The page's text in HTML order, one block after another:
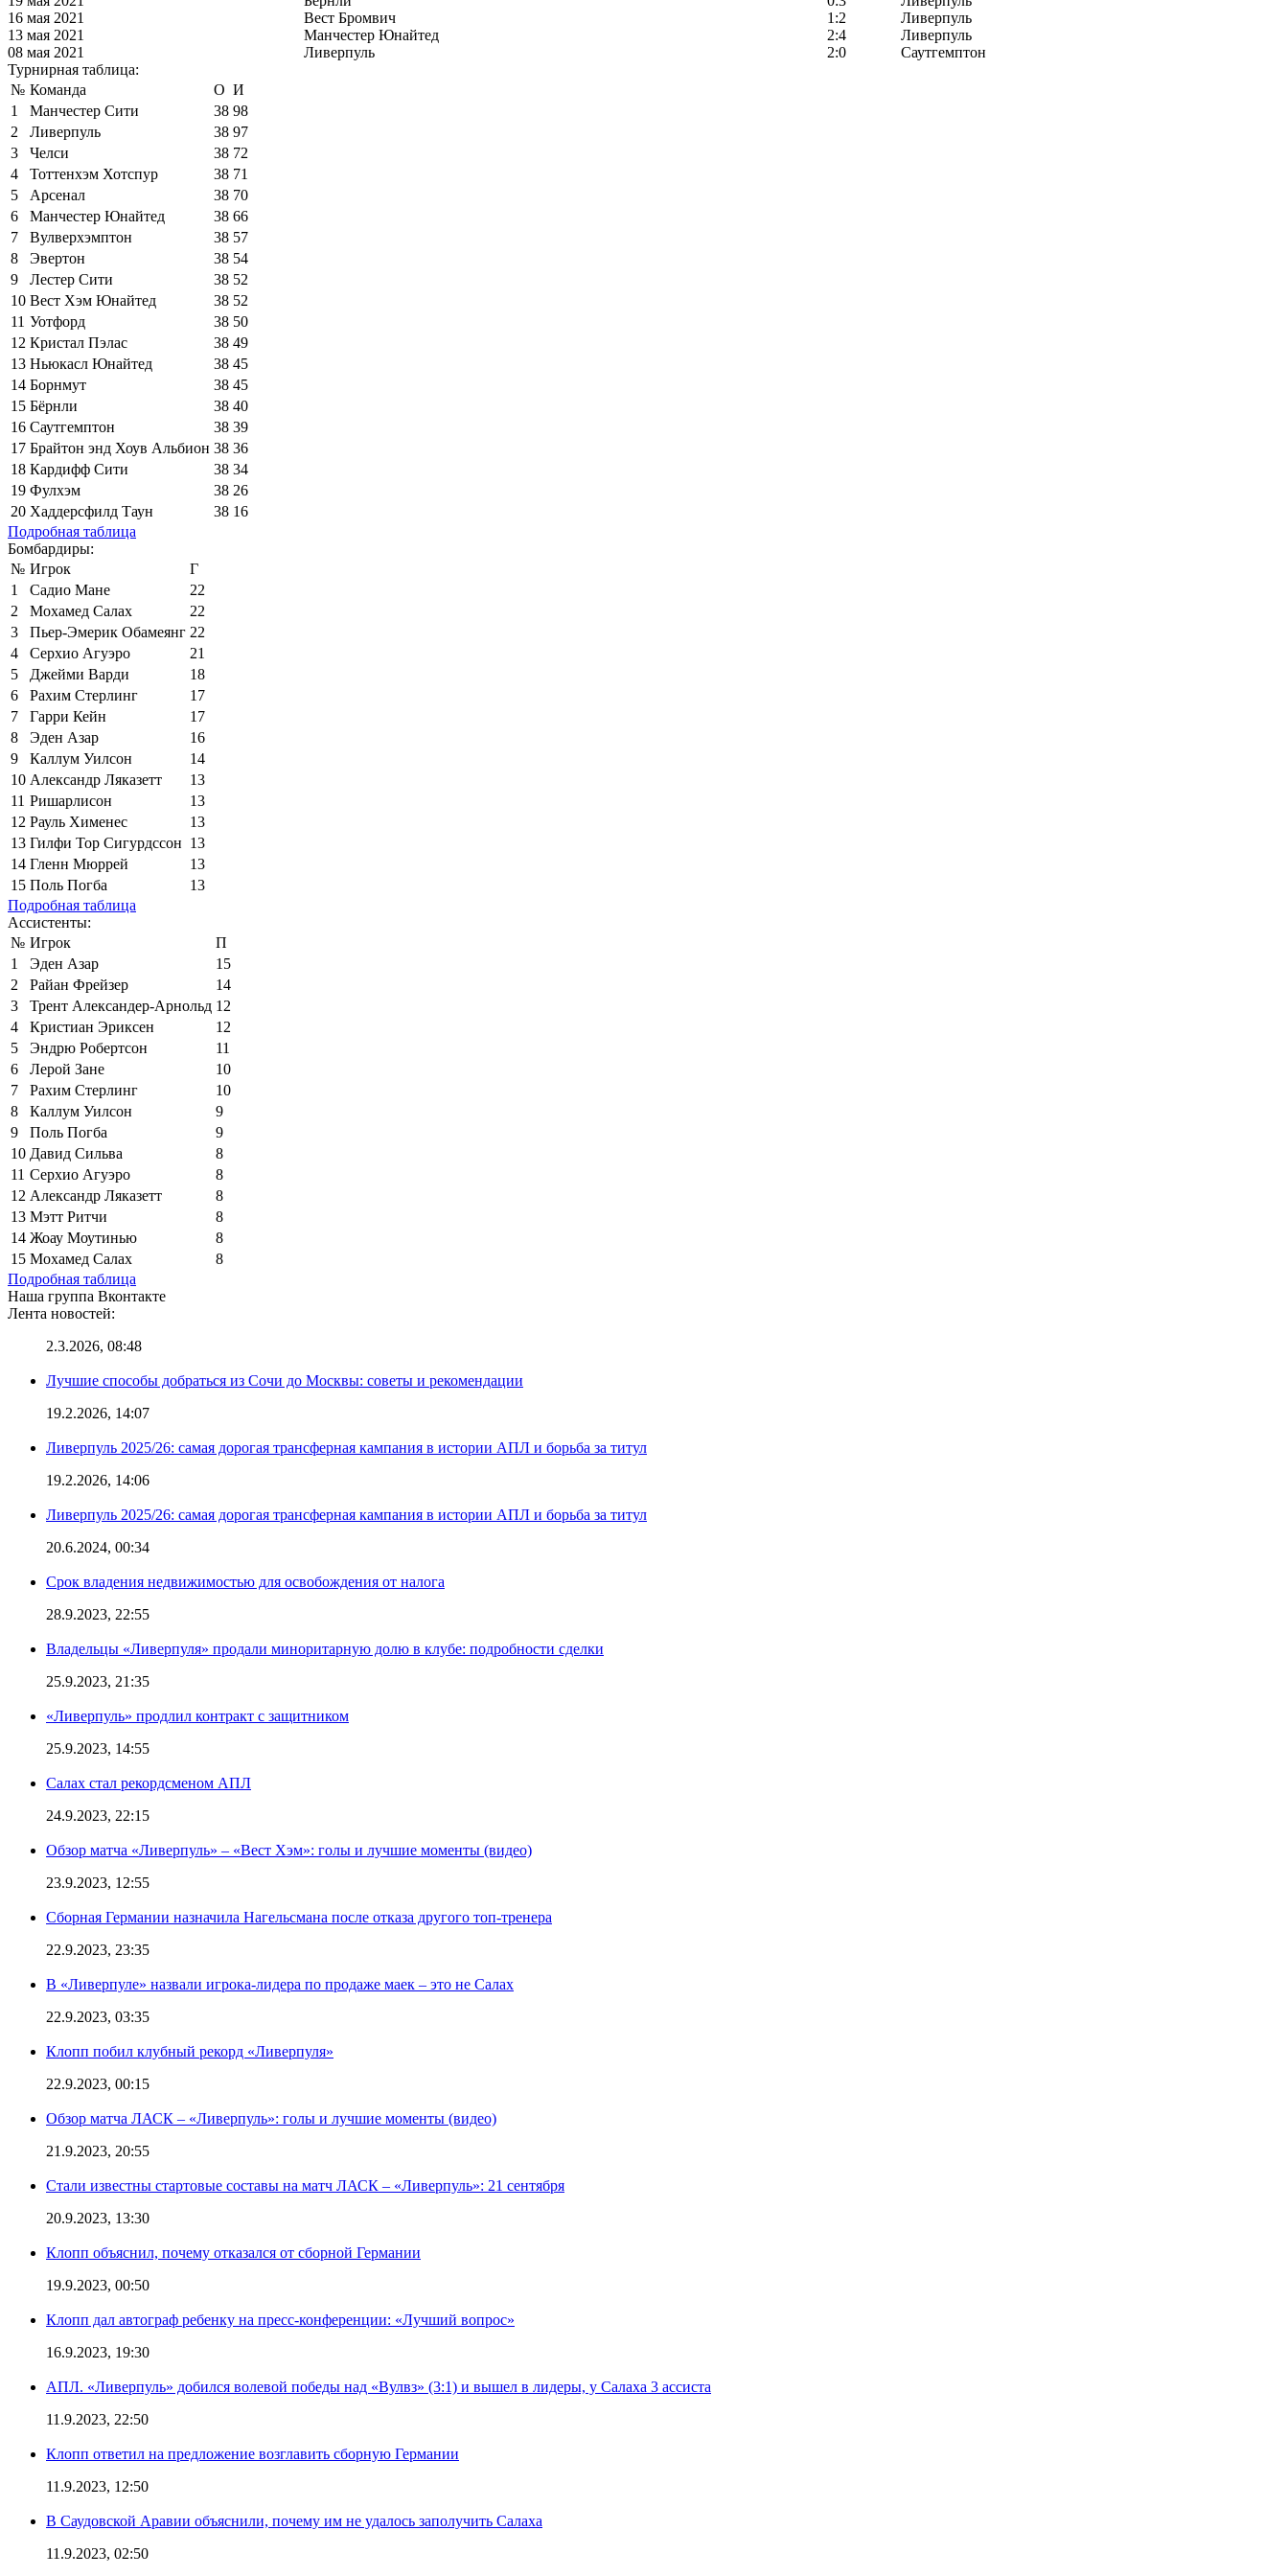
16 мая 2021
Вест Бромвич 1:2
Ливерпуль
13 мая 2021
Манчестер Юнайтед 2:4
Ливерпуль
08 мая 2021
Ливерпуль 2:0
Саутгемптон
Турнирная таблица:
№ Команда О И
1
Манчестер Сити 38 98
2
Ливерпуль 38 97
3
Челси 38 72
4
Тоттенхэм Хотспур 38 71
5
Арсенал 38 70
6
Манчестер Юнайтед 38 66
7
Вулверхэмптон 38 57
8
Эвертон 38 54
9
Лестер Сити 38 52
10 Вест Хэм Юнайтед 38 52
11 Уотфорд 38 50
12 Кристал Пэлас 38 49
13 Ньюкасл Юнайтед 38 45
14 Борнмут 38 45
15 Бёрнли 38 40
16 Саутгемптон 38 39
17 Брайтон энд Хоув Альбион 38 36
18 Кардифф Сити 38 34
19 Фулхэм 38 26
20 Хаддерсфилд Таун 38 16
Подробная таблица
Бомбардиры:
№ Игрок
Г
1
Садио Мане
22
2
Мохамед Салах
22
3
Пьер-Эмерик Обамеянг 22
4
Серхио Агуэро
21
5
Джейми Варди
18
6
Рахим Стерлинг
17
7
Гарри Кейн
17
8
Эден Азар
16
9
Каллум Уилсон
14
10 Александр Ляказетт
13
11 Ришарлисон
13
12 Рауль Хименес
13
13 Гилфи Тор Сигурдссон 13
14 Гленн Мюррей
13
15 Поль Погба
13
Подробная таблица
Ассистенты:
№ Игрок
П
1
Эден Азар
15
2
Райан Фрейзер
14
3
Трент Александер-Арнольд 12
4
Кристиан Эриксен
12
5
Эндрю Робертсон
11
6
Лерой Зане
10
7
Рахим Стерлинг
10
8
Каллум Уилсон
9
9
Поль Погба
9
10 Давид Сильва
8
11 Серхио Агуэро
8
12 Александр Ляказетт
8
13 Мэтт Ритчи
8
14 Жоау Моутинью
8
15 Мохамед Салах
8
Подробная таблица
Наша группа Вконтакте
Лента новостей:
2.3.2026, 08:48
Лучшие способы добраться из Сочи до Москвы: советы и рекомендации
19.2.2026, 14:07
Ливерпуль 2025/26: самая дорогая трансферная кампания в истории АПЛ и борьба за титул
19.2.2026, 14:06
Ливерпуль 2025/26: самая дорогая трансферная кампания в истории АПЛ и борьба за титул
20.6.2024, 00:34
Срок владения недвижимостью для освобождения от налога
28.9.2023, 22:55
Владельцы «Ливерпуля» продали миноритарную долю в клубе: подробности сделки
25.9.2023, 21:35
«Ливерпуль» продлил контракт с защитником
25.9.2023, 14:55
Салах стал рекордсменом АПЛ
24.9.2023, 22:15
Обзор матча «Ливерпуль» – «Вест Хэм»: голы и лучшие моменты (видео)
23.9.2023, 12:55
Сборная Германии назначила Нагельсмана после отказа другого топ-тренера
22.9.2023, 23:35
В «Ливерпуле» назвали игрока-лидера по продаже маек – это не Салах
22.9.2023, 03:35
Клопп побил клубный рекорд «Ливерпуля»
22.9.2023, 00:15
Обзор матча ЛАСК – «Ливерпуль»: голы и лучшие моменты (видео)
21.9.2023, 20:55
Стали известны стартовые составы на матч ЛАСК – «Ливерпуль»: 21 сентября
20.9.2023, 13:30
Клопп объяснил, почему отказался от сборной Германии
19.9.2023, 00:50
Клопп дал автограф ребенку на пресс-конференции: «Лучший вопрос»
16.9.2023, 19:30
АПЛ. «Ливерпуль» добился волевой победы над «Вулвз» (3:1) и вышел в лидеры, у Салаха 3 ассиста
11.9.2023, 22:50
Клопп ответил на предложение возглавить сборную Германии
11.9.2023, 12:50
В Саудовской Аравии объяснили, почему им не удалось заполучить Салаха
11.9.2023, 02:50